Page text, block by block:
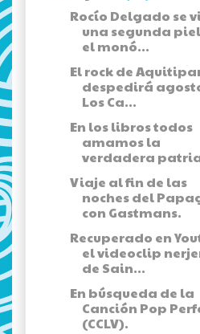
Rocío Delgado se
una segunda
el monó...
El rock de
despedirá
Los Ca...
En los libros todos
amamos la
verdadera
Viaje al fin de las
noches del
con Gastmans.
Recuperado en
el videoclip
de Sain...
En búsqueda de la
Canción Pop
(CCLV).